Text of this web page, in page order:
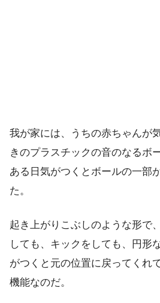
我が家には、うちの赤ちゃんが
きのプラスチックの音のなるボ
ある日気がつくとボールの一部
た。
起き上がりこぶしのような形で
しても、キックをしても、円形
がつくと元の位置に戻ってくれ
機能なのだ。